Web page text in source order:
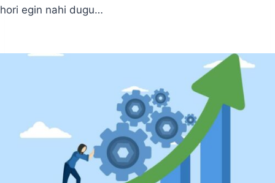
hori egin nahi dugu…